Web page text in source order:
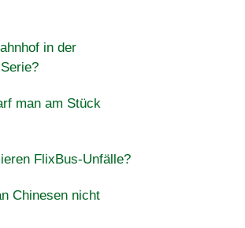
in der
man am Stück
FlixBus-Unfälle?
Chinesen nicht